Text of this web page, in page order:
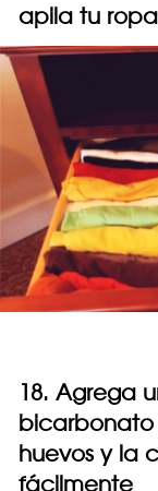
apila tu
18. Agrega
bicarbonato
huevos y la
fácilmente